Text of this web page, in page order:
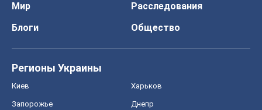
Мир
Расследования
Блоги
Общество
Регионы Украины
Киев Харьков
Запорожье Днепр